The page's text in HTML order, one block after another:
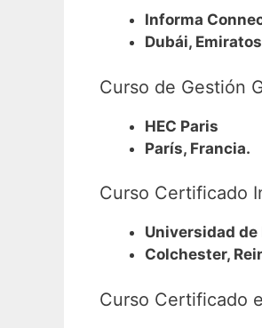
Informa
Dubái,
Curso de Gestión
HEC Paris
París, Francia.
Curso Certificado
Universidad de
Colchester,
Curso Certificado